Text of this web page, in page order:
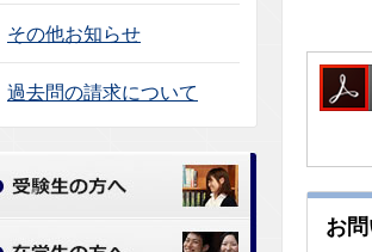
その他お知らせ
過去問の請求について
お